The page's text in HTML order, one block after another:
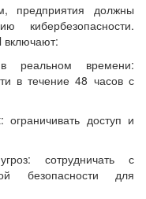
предприятия должны
кибербезопасности.
включают:
реальном времени:
в течение 48 часов с
доступ и
сотрудничать с
безопасности для